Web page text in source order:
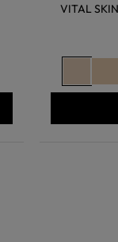
VITAL